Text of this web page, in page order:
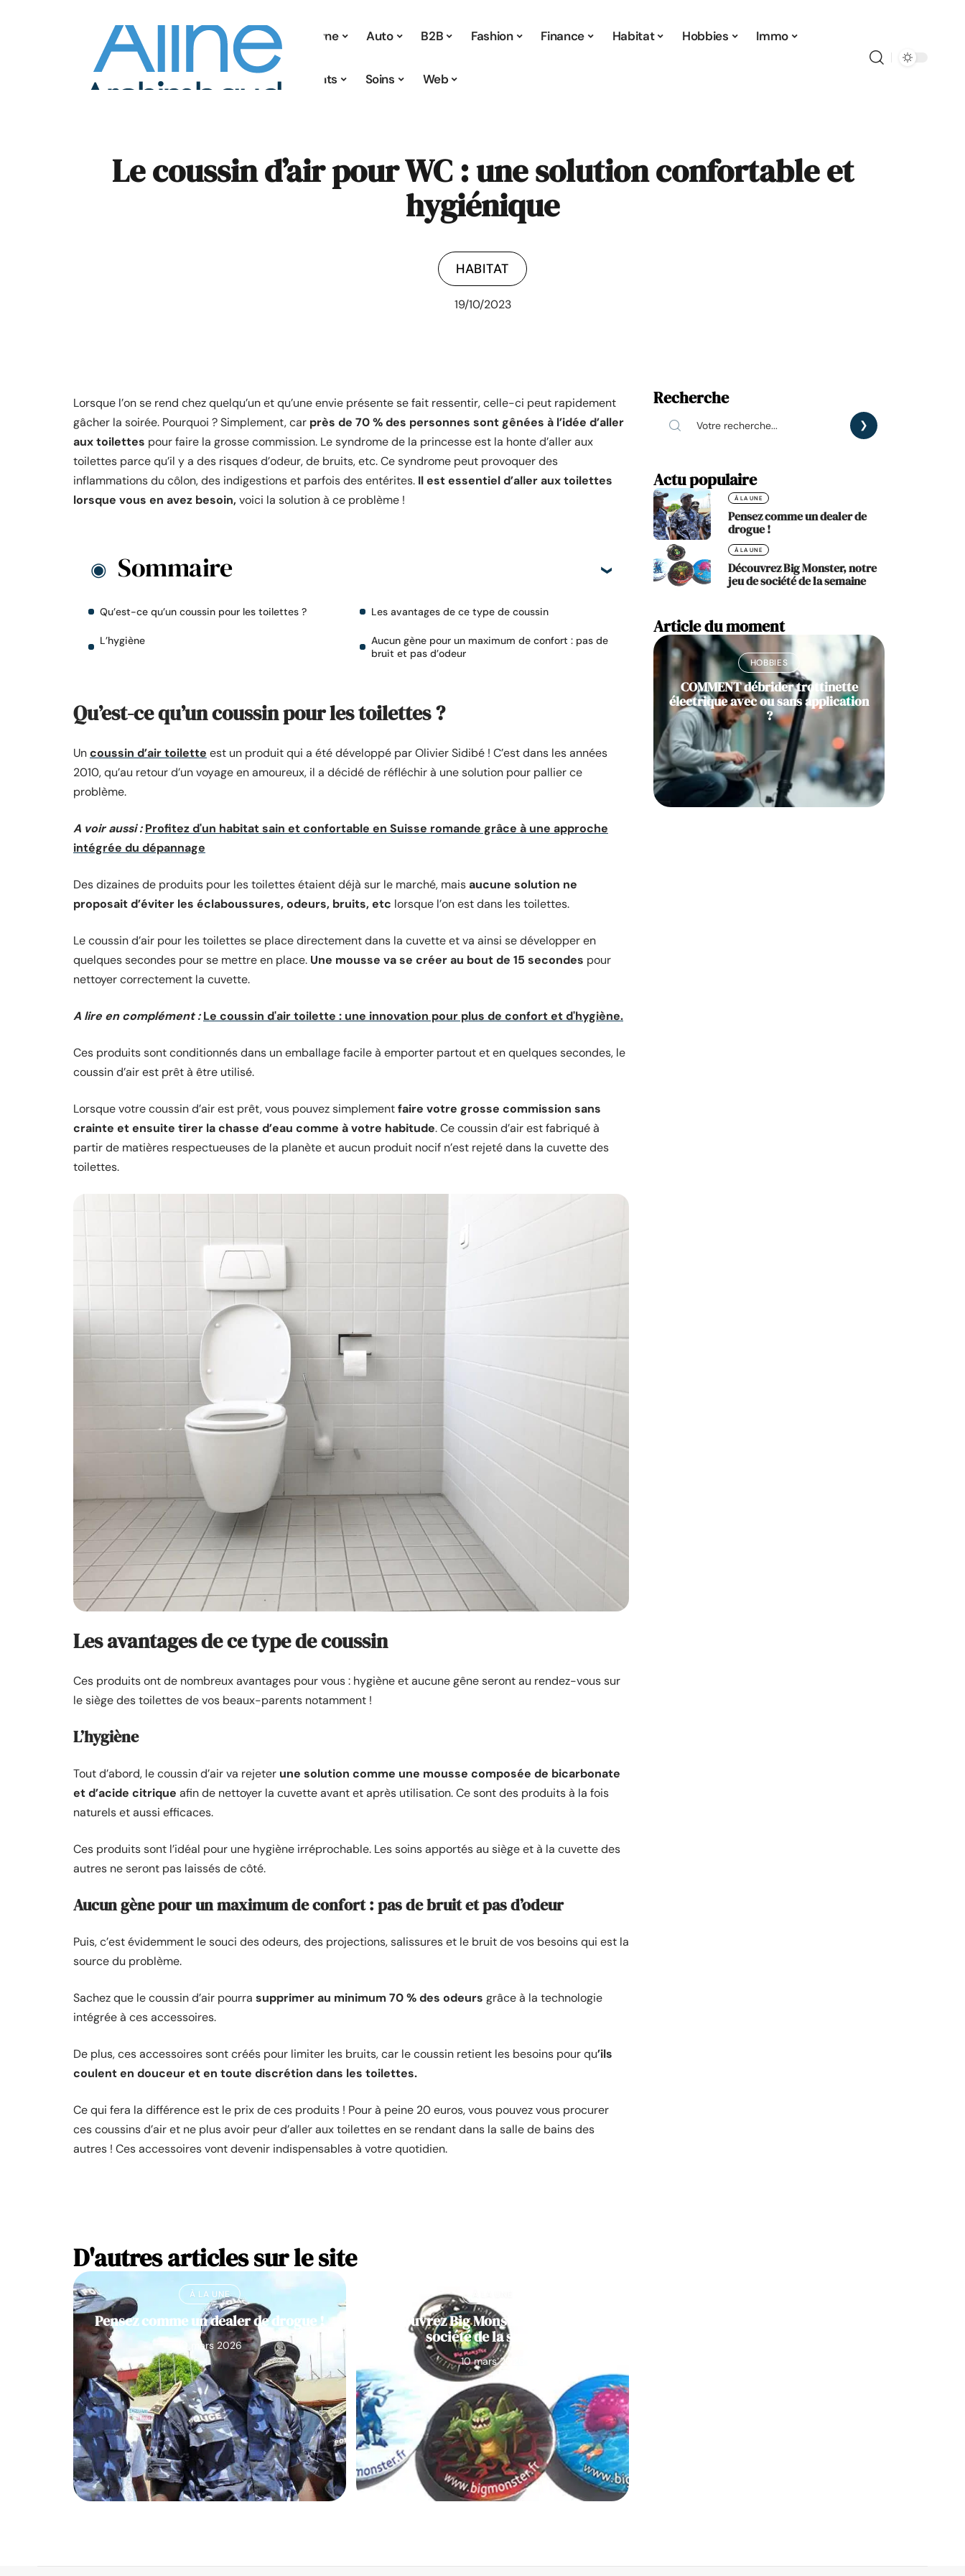
À la une Auto B2B Fashion Finance Habitat Hobbies Immo
Parents Soins Web
Le coussin d’air pour WC : une solution confortable et
hygiénique
HABITAT
19/10/2023
Lorsque l’on se rend chez quelqu’un et qu’une envie présente se fait ressentir, celle-ci peut rapidement
gâcher la soirée. Pourquoi ? Simplement, car près de 70 % des personnes sont gênées à l’idée d’aller
aux toilettes pour faire la grosse commission. Le syndrome de la princesse est la honte d’aller aux
toilettes parce qu’il y a des risques d’odeur, de bruits, etc. Ce syndrome peut provoquer des
inflammations du côlon, des indigestions et parfois des entérites. Il est essentiel d’aller aux toilettes
lorsque vous en avez besoin,voici la solution à ce problème !
Sommaire
Qu’est-ce qu’un coussin pour les toilettes ? Les avantages de ce type de coussin
L’hygiène
Aucun gène pour un maximum de confort : pas de
bruit et pas d’odeur
Qu’est-ce qu’un coussin pour les toilettes ?
Uncoussin d’air toilette est un produit qui a été développé par Olivier Sidibé ! C’est dans les années
2010, qu’au retour d’un voyage en amoureux, il a décidé de réfléchir à une solution pour pallier ce
problème.
A voir aussi : Profitez d'un habitat sain et confortable en Suisse romande grâce à une approche
intégrée du dépannage
Des dizaines de produits pour les toilettes étaient déjà sur le marché, maisaucune solution ne
proposait d’éviter les éclaboussures, odeurs, bruits, etc lorsque l’on est dans les toilettes.
Le coussin d’air pour les toilettes se place directement dans la cuvette et va ainsi se développer en
quelques secondes pour se mettre en place. Une mousse va se créer au bout de 15 secondes pour
nettoyer correctement la cuvette.
A lire en complément : Le coussin d'air toilette : une innovation pour plus de confort et d'hygiène.
Ces produits sont conditionnés dans un emballage facile à emporter partout et en quelques secondes, le
coussin d’air est prêt à être utilisé.
Lorsque votre coussin d’air est prêt, vous pouvez simplementfaire votre grosse commission sans
crainte et ensuite tirer la chasse d’eau comme à votre habitude. Ce coussin d’air est fabriqué à
partir de matières respectueuses de la planète et aucun produit nocif n’est rejeté dans la cuvette des
toilettes.
Les avantages de ce type de coussin
Ces produits ont de nombreux avantages pour vous : hygiène et aucune gêne seront au rendez-vous sur
le siège des toilettes de vos beaux-parents notamment !
L’hygiène
Tout d’abord, le coussin d’air va rejeter une solution comme une mousse composée de bicarbonate
et d’acide citrique afin de nettoyer la cuvette avant et après utilisation. Ce sont des produits à la fois
naturels et aussi efficaces.
Ces produits sont l’idéal pour une hygiène irréprochable. Les soins apportés au siège et à la cuvette des
autres ne seront pas laissés de côté.
Aucun gène pour un maximum de confort : pas de bruit et pas d’odeur
Puis, c’est évidemment le souci des odeurs, des projections, salissures et le bruit de vos besoins qui est la
source du problème.
Sachez que le coussin d’air pourra supprimer au minimum 70 % des odeurs grâce à la technologie
intégrée à ces accessoires.
De plus, ces accessoires sont créés pour limiter les bruits, car le coussin retient les besoins pour qu’ils
coulent en douceur et en toute discrétion dans les toilettes.
Ce qui fera la différence est le prix de ces produits ! Pour à peine 20 euros, vous pouvez vous procurer
ces coussins d’air et ne plus avoir peur d’aller aux toilettes en se rendant dans la salle de bains des
autres ! Ces accessoires vont devenir indispensables à votre quotidien.
D'autres articles sur le site
À LA UNE
Pensez comme un dealer de drogue !
10 mars 2026
Découvrez Big Monster, notre jeu de
société de la semaine
10 mars 2026
Recherche
Actu populaire
À LA UNE
Pensez comme un dealer de
drogue !
À LA UNE
Découvrez Big Monster, notre
jeu de société de la semaine
Article du moment
HOBBIES
COMMENT débrider trottinette
électrique avec ou sans application
?